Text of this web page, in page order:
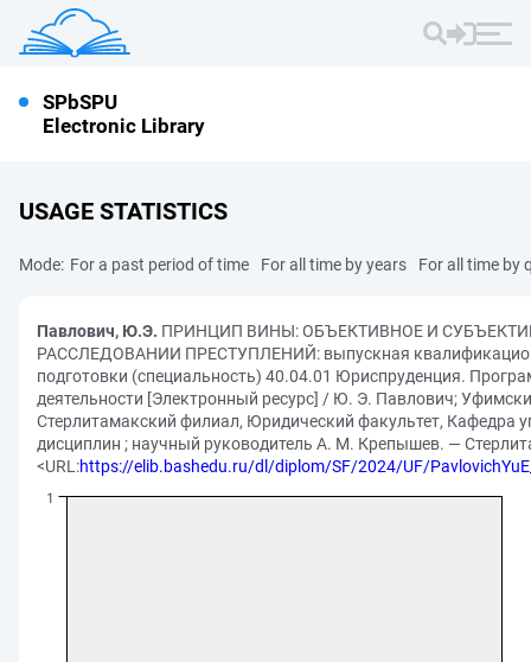
SPbSPU
Electronic Library
USAGE STATISTICS
Mode: For a past period of time For all time by years For all time by
Павлович, Ю.Э. ПРИНЦИП ВИНЫ: ОБЪЕКТИВНОЕ И
РАССЛЕДОВАНИИ ПРЕСТУПЛЕНИЙ: выпускная
подготовки (специальность) 40.04.01 Юриспруденция.
деятельности [Электронный ресурс] / Ю. Э. Павлович;
Стерлитамакский филиал, Юридический факультет, Кафедра
дисциплин ; научный руководитель А. М. Крепышев. —
<URL:https://elib.bashedu.ru/dl/diplom/SF/2024/UF/